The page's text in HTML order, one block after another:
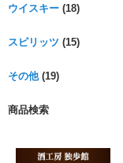
ウイスキー (18)
スピリッツ (15)
その他(19)
商品検索